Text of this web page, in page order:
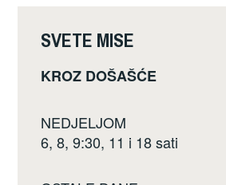
SVETE MISE
KROZ DOŠAŠĆE
NEDJELJOM
6, 8, 9:30, 11 i 18 sati